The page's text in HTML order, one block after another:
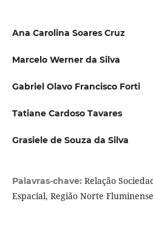
Ana Carolina Soares Cruz
Marcelo Werner da Silva
Gabriel Olavo Francisco Forti
Tatiane Cardoso Tavares
Grasiele de Souza da Silva
Palavras-chave: Relação
Espacial, Região Norte Fluminense